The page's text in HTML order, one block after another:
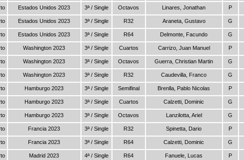
Estados Unidos 2023 3ª / Single Octavos Linares, Jonathan P
Estados Unidos 2023 3ª / Single R32 Araneta, Gustavo G
Estados Unidos 2023 3ª / Single R64 Delmonte, Facundo G
Washington 2023 3ª / Single Cuartos Carrizo, Juan Manuel P
Washington 2023 3ª / Single Octavos Guerra, Christian Martin G
Washington 2023 3ª / Single R32 Caudevilla, Franco G
Hamburgo 2023 3ª / Single Semifinal Brenlla, Pablo Nicolas P
Hamburgo 2023 3ª / Single Cuartos Calzetti, Dominic G
Hamburgo 2023 3ª / Single Octavos Lanzilotta, Ariel G
Francia 2023 3ª / Single R32 Spinetta, Dario P
Francia 2023 3ª / Single R64 Calzetti, Dominic G
Madrid 2023 4ª / Single R64 Fanuele, Lucas P